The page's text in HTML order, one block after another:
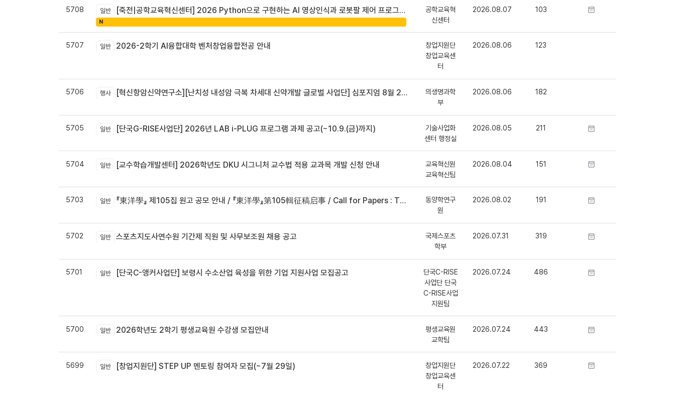
5708 일반 [죽전|공학교육혁신센터] 2026 Python으로 구현하는 AI 영상인식과 로봇팔 제어 프로그램 신청 안내
N
공학교육혁
신센터
2026.08.07 103
5707 일반 2026-2학기 AI융합대학 벤처창업융합전공 안내
창업지원단
창업교육센
터
2026.08.06 123
5706 행사 [혁신항암신약연구소][난치성 내성암 극복 차세대 신약개발 글로벌 사업단] 심포지엄 8월 24일 ~ 25일
의생명과학
부
2026.08.06 182
5705 일반 [단국G-RISE사업단] 2026년 LAB i-PLUG 프로그램 과제 공고(~10.9.(금)까지)
기술사업화
센터 행정실
2026.08.05 211
5704 일반 [교수학습개발센터] 2026학년도 DKU 시그니처 교수법 적용 교과목 개발 신청 안내
교육혁신원
교육혁신팀
2026.08.04 151
5703 일반 『東洋學』 제105집 원고 공모 안내 / 『東洋學』第105輯征稿启事 / Call for Papers : The Oriental Studies, the 105th Issue
동양학연구
원
2026.08.02 191
5702 일반 스포츠지도사연수원 기간제 직원 및 사무보조원 채용 공고
국제스포츠
학부
2026.07.31 319
5701 일반 [단국C-앵커사업단] 보령시 수소산업 육성을 위한 기업 지원사업 모집공고
단국C-RISE
사업단 단국
C-RISE사업
지원팀
2026.07.24 486
5700 일반 2026학년도 2학기 평생교육원 수강생 모집안내
평생교육원
교학팀
2026.07.24 443
5699 일반 [창업지원단] STEP UP 멘토링 참여자 모집(~7월 29일)
창업지원단
창업교육센
터
2026.07.22 369